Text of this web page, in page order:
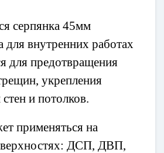
серпянка 45мм
для внутренних работах
для предотвращения
укрепления
и потолков.
применяться на
ДСП, ДВП,